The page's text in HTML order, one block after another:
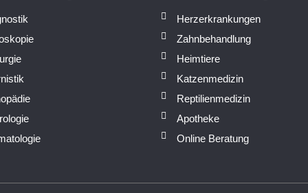
Herzerkrankungen
Zahnbehandlung
Heimtiere
Katzenmedizin
Reptilienmedizin
Apotheke
Online Beratung